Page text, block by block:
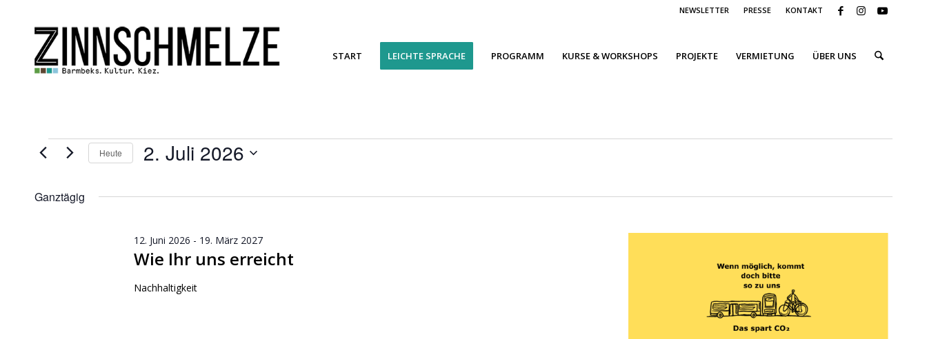
NEWSLETTER PRESSE KONTAKT
START LEICHTE SPRACHE PROGRAMM KURSE & WORKSHOPS PROJEKTE VERMIETUNG ÜBER UNS
Veranstaltungen
2.
Heute 2. Juli 2026
Ganztägig
Wie Ihr uns erreicht
12. Juni 2026 - 19. März 2027
Nachhaltigkeit